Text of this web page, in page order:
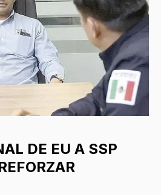
DE EU A SSP